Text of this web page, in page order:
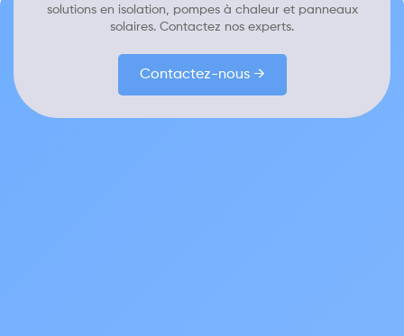
solutions en isolation, pompes à chaleur et panneaux
solaires. Contactez nos experts.
Contactez-nous →